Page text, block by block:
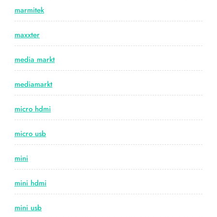
marmitek
maxxter
media markt
mediamarkt
micro hdmi
micro usb
mini
mini hdmi
mini usb